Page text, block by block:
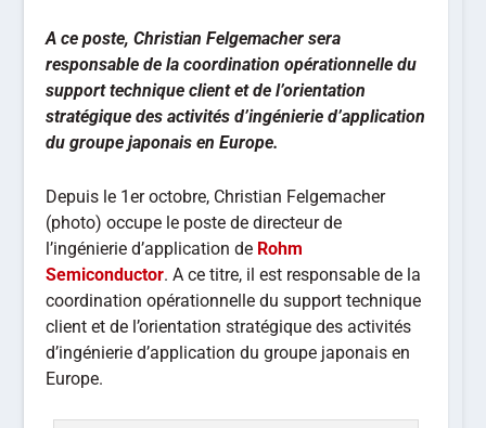
A ce poste, Christian Felgemacher sera
responsable de la coordination opérationnelle du
support technique client et de l’orientation
stratégique des activités d’ingénierie d’application
du groupe japonais en Europe.
Depuis le 1er octobre, Christian Felgemacher
(photo) occupe le poste de directeur de
l’ingénierie d’application de Rohm
Semiconductor. A ce titre, il est responsable de la
coordination opérationnelle du support technique
client et de l’orientation stratégique des activités
d’ingénierie d’application du groupe japonais en
Europe.